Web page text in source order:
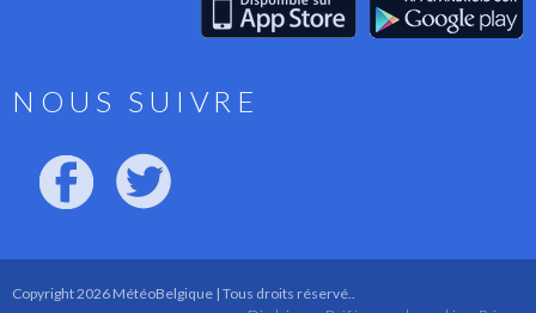
NOUS SUIVRE
Copyright 2026 MétéoBelgique | Tous droits réservé..